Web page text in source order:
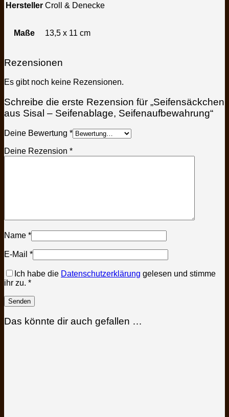
Hersteller Croll & Denecke
Maße 13,5 x 11 cm
Rezensionen
Es gibt noch keine Rezensionen.
Schreibe die erste Rezension für „Seifensäckchen
aus Sisal – Seifenablage, Seifenaufbewahrung“
Deine Bewertung *
Deine Rezension *
Name *
E-Mail *
Ich habe die Datenschutzerklärung gelesen und stimme
ihr zu. *
Das könnte dir auch gefallen …